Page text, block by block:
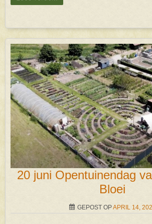
20 juni Opentuinendag
Bloei
GEPOST OPAPRIL 14,